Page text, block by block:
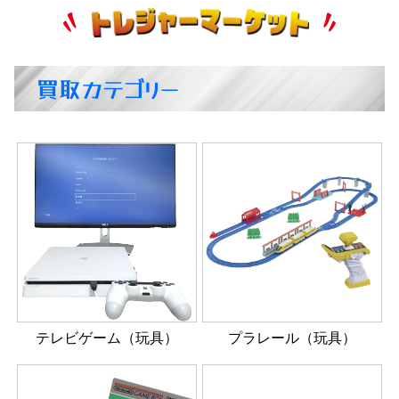
買取カテゴリー
テレビゲーム（玩具） プラレール（玩具）